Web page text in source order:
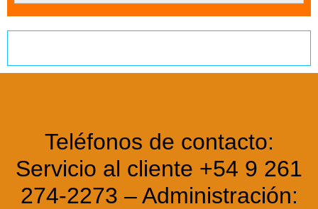
Teléfonos de contacto:
Servicio al cliente +54 9 261
274-2273 – Administración: